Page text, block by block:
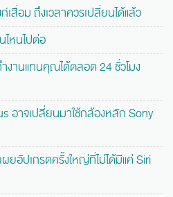
อม ถึงเวลาควรเปลี่ยนได้แล้ว
ไหนไปต่อ
งานแทนคุณได้ตลอด 24 ชั่วโมง
อาจเปลี่ยนมาใช้กล้องหลัก Sony
ผยอัปเกรดครั้งใหญ่ที่ไม่ได้มีแค่ Siri